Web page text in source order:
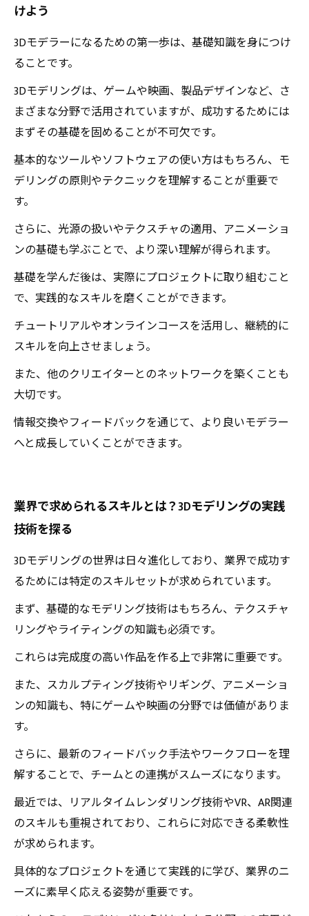
リアルな事例から学ぶ：実践技術を生かす方法
3Dモデラーの未来：スキルアップのためのステ
ップ
創造力を発揮するために：実践技術でキャリア
を築こう
けよう
3Dモデラーになるための第一歩は、基礎知識を身につけ
ることです。
3Dモデリングは、ゲームや映画、製品デザインなど、さ
まざまな分野で活用されていますが、成功するためには
まずその基礎を固めることが不可欠です。
基本的なツールやソフトウェアの使い方はもちろん、モ
デリングの原則やテクニックを理解することが重要で
す。
さらに、光源の扱いやテクスチャの適用、アニメーショ
ンの基礎も学ぶことで、より深い理解が得られます。
基礎を学んだ後は、実際にプロジェクトに取り組むこと
で、実践的なスキルを磨くことができます。
チュートリアルやオンラインコースを活用し、継続的に
スキルを向上させましょう。
また、他のクリエイターとのネットワークを築くことも
大切です。
情報交換やフィードバックを通じて、より良いモデラー
へと成長していくことができます。
業界で求められるスキルとは？3Dモデリングの実践
技術を探る
3Dモデリングの世界は日々進化しており、業界で成功す
るためには特定のスキルセットが求められています。
まず、基礎的なモデリング技術はもちろん、テクスチャ
リングやライティングの知識も必須です。
これらは完成度の高い作品を作る上で非常に重要です。
また、スカルプティング技術やリギング、アニメーショ
ンの知識も、特にゲームや映画の分野では価値がありま
す。
さらに、最新のフィードバック手法やワークフローを理
解することで、チームとの連携がスムーズになります。
最近では、リアルタイムレンダリング技術やVR、AR関連
のスキルも重視されており、これらに対応できる柔軟性
が求められます。
具体的なプロジェクトを通じて実践的に学び、業界のニ
ーズに素早く応える姿勢が重要です。